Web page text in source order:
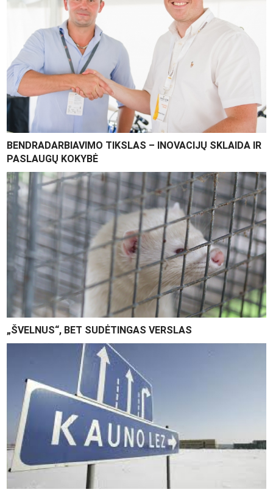
BENDRADARBIAVIMO TIKSLAS – INOVACIJŲ SKLAIDA IR
PASLAUGŲ KOKYBĖ
„ŠVELNUS“, BET SUDĖTINGAS VERSLAS